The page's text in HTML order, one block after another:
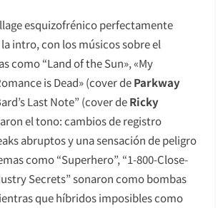
esquizofrénico perfectamente
intro, con los músicos sobre el
como “Land of the Sun», «My
is Dead» (cover deParkway
Last Note” (cover deRicky
el tono: cambios de registro
abruptos y una sensación de peligro
como “Superhero”, “1-800-Close-
Secrets” sonaron como bombas
que híbridos imposibles como